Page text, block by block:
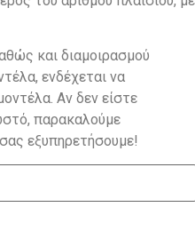
και διαμοιρασμού
ενδέχεται να
Αν δεν είστε
παρακαλούμε
εξυπηρετήσουμε!